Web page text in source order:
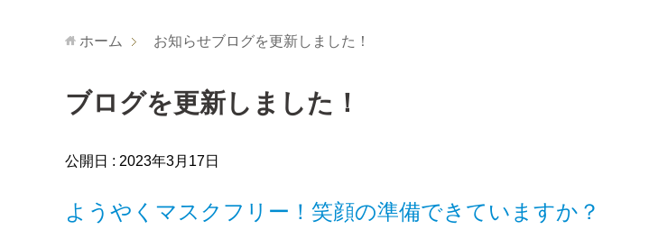
ホーム お知らせブログを更新しました！
ブログを更新しました！
公開日 : 2023年3月17日
ようやくマスクフリー！笑顔の準備できていますか？